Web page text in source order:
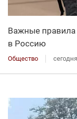
Важные правила
в Россию
Общество